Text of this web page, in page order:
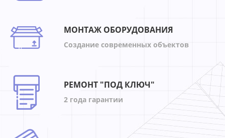
МОНТАЖ ОБОРУДОВАНИЯ
Создание современных объектов
РЕМОНТ "ПОД КЛЮЧ"
2 года гарантии